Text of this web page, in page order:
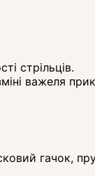
стрільців.
важеля
гачок,